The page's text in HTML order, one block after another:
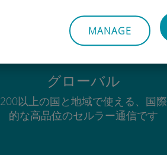
MANAGE
グローバル
200以上の国と地域で使える、国際
的な高品位のセルラー通信です